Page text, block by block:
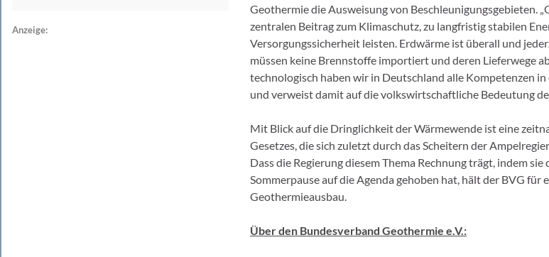
Geothermie die Ausweisung von Beschleunigungsgebieten.
zentralen Beitrag zum Klimaschutz, zu langfristig stabilen
Versorgungssicherheit leisten. Erdwärme ist überall und
müssen keine Brennstoffe importiert und deren Lieferwege
technologisch haben wir in Deutschland alle Kompetenzen in
und verweist damit auf die volkswirtschaftliche Bedeutung
Mit Blick auf die Dringlichkeit der Wärmewende ist eine
Gesetzes, die sich zuletzt durch das Scheitern der
Dass die Regierung diesem Thema Rechnung trägt, indem sie
Sommerpause auf die Agenda gehoben hat, hält der BVG für
Geothermieausbau.
Über den Bundesverband Geothermie e.V.:
Anzeige: